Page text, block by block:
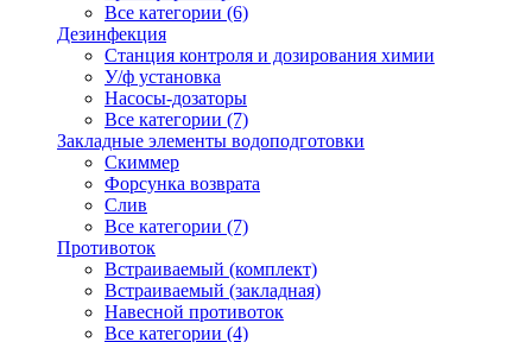
Все категории (6)
Дезинфекция
Станция контроля и дозирования химии
У/ф установка
Насосы-дозаторы
Все категории (7)
Закладные элементы водоподготовки
Скиммер
Форсунка возврата
Слив
Все категории (7)
Противоток
Встраиваемый (комплект)
Встраиваемый (закладная)
Навесной противоток
Все категории (4)